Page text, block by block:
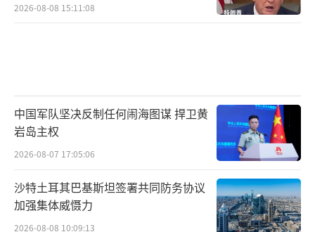
2026-08-08 15:11:08
中国军队坚决反制任何闹海图谋 捍卫黄
岩岛主权
2026-08-07 17:05:06
沙特土耳其巴基斯坦签署共同防务协议
加强集体威慑力
2026-08-08 10:09:13